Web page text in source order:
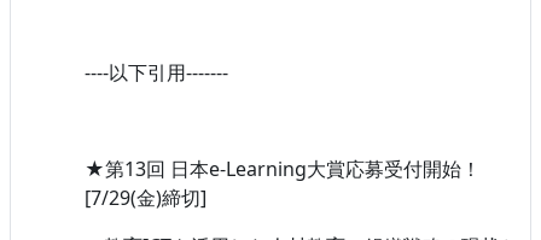
----以下引用-------
★第13回 日本e-Learning大賞応募受付開始！
[7/29(金)締切]